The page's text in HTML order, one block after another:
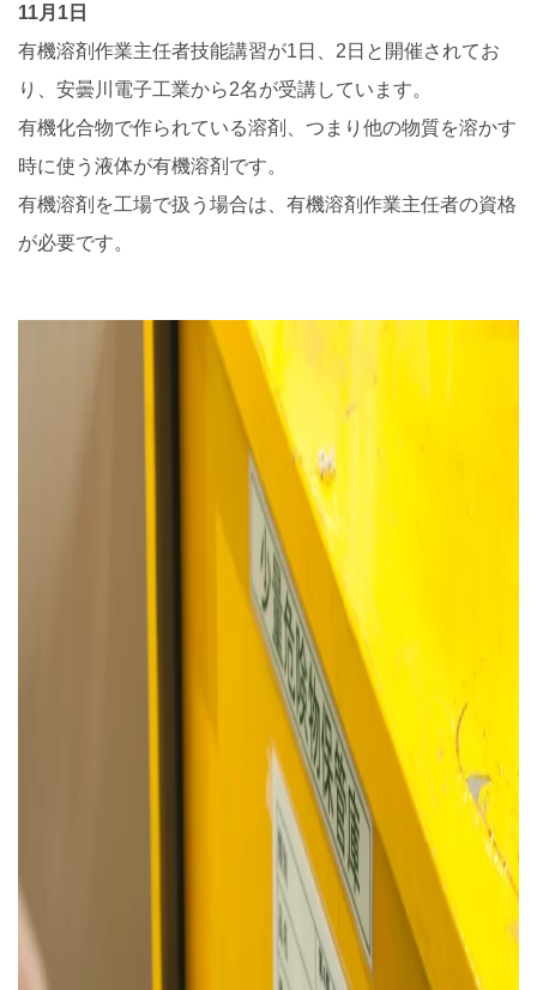
11月1日
有機溶剤作業主任者技能講習が1日、2日と開催されてお
り、安曇川電子工業から2名が受講しています。
有機化合物で作られている溶剤、つまり他の物質を溶かす
時に使う液体が有機溶剤です。
有機溶剤を工場で扱う場合は、有機溶剤作業主任者の資格
が必要です。